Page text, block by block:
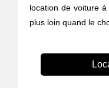
location de voiture
plus loin quand le